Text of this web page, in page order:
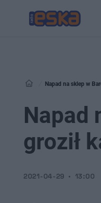
Napad na sklep w
Napad
groził
2021-04-29 13:00